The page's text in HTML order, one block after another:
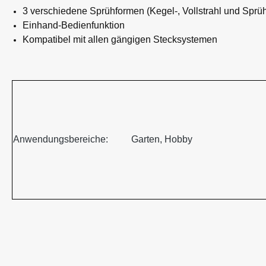
3 verschiedene Sprühformen (Kegel-, Vollstrahl und
Einhand-Bedienfunktion
Kompatibel mit allen gängigen Stecksystemen
Anwendungsbereiche: Garten, Hobby